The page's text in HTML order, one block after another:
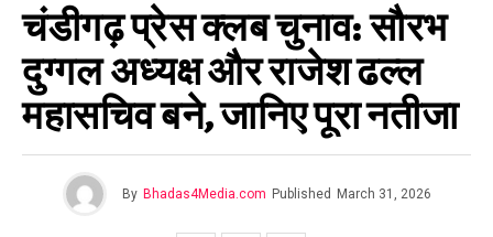
चंडीगढ़ प्रेस क्लब चुनाव: सौरभ
दुग्गल अध्यक्ष और राजेश ढल्ल
महासचिव बने, जानिए पूरा नतीजा
By Bhadas4Media.com Published March 31, 2026